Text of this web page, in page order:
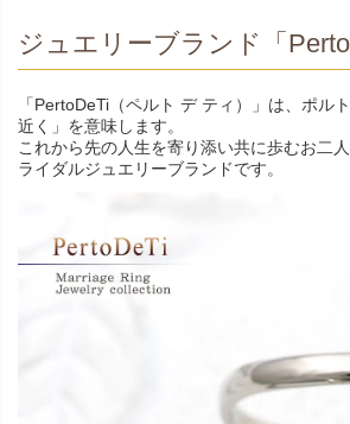
ジュエリーブランド「
「PertoDeTi（ペルト デ ティ）」は、ポル
近く」を意味します。
これから先の人生を寄り添い共に歩むお二
ライダルジュエリーブランドです。